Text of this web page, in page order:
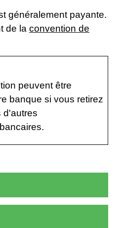
généralement payante.
de la convention de
peuvent être
banque si vous retirez
d'autres